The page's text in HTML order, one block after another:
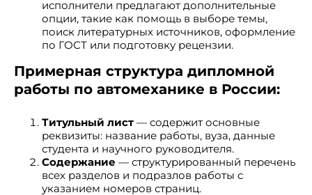
исполнители предлагают дополнительные
опции, такие как помощь в выборе темы,
поиск литературных источников, оформление
по ГОСТ или подготовку рецензии.
Примерная структура дипломной
работы по автомеханике в России:
Титульный лист — содержит основные
реквизиты: название работы, вуза, данные
студента и научного руководителя.
Содержание — структурированный перечень
всех разделов и подразлов работы с
указанием номеров страниц.